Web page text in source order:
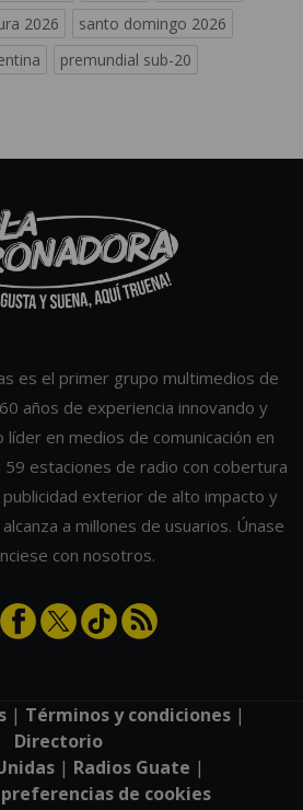
2026
santo domingo 2026
premundial sub-20
es el primer grupo multimedios de
años de experiencia innovando y
líder en medios de comunicación en
59 estaciones de radio con cobertura
exterior de alto impacto y
a millones de usuarios. Únase
con nosotros.
| Términos y condiciones|
Directorio
| Radios Guate |
de cookies